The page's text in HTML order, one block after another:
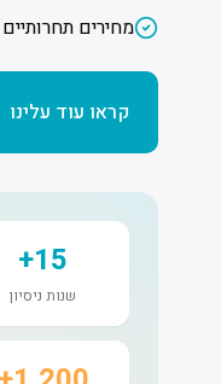
מחירים
קראו עוד עלינו
15+
שנות ניסיון